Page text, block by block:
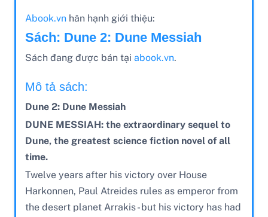
Abook.vnhân hạnh giới thiệu:
Sách: Dune 2: Dune Messiah
Sách đang được bán tại abook.vn.
Mô tả sách:
Dune 2: Dune Messiah
DUNE MESSIAH: the extraordinary sequel to
Dune, the greatest science fiction novel of all
time.
Twelve years after his victory over House
Harkonnen, Paul Atreides rules as emperor from
the desert planet Arrakis - but his victory has had